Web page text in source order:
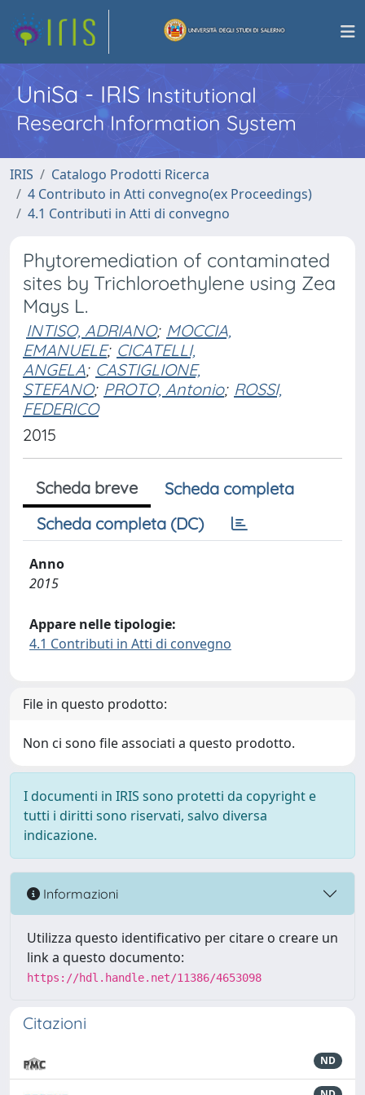
UniSa - IRISInstitutional
Research Information System
IRIS
Catalogo Prodotti Ricerca
4 Contributo in Atti convegno(ex Proceedings)
4.1 Contributi in Atti di convegno
Phytoremediation of contaminated
sites by Trichloroethylene using Zea
Mays L.
INTISO, ADRIANO; MOCCIA,
EMANUELE; CICATELLI,
ANGELA; CASTIGLIONE,
STEFANO; PROTO, Antonio; ROSSI,
FEDERICO
2015
Scheda breve
Scheda completa
Scheda completa (DC)
Anno
2015
Appare nelle tipologie:
4.1 Contributi in Atti di convegno
File in questo prodotto:
Non ci sono file associati a questo prodotto.
I documenti in IRIS sono protetti da copyright e
tutti i diritti sono riservati, salvo diversa
indicazione.
Informazioni
Utilizza questo identificativo per citare o creare un
link a questo documento:
https://hdl.handle.net/11386/4653098
Citazioni
ND